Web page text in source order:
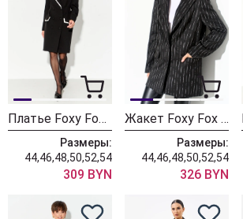
Платье Foxy Fox 1612
Размеры:
44,46,48,50,52,54
309 BYN
Жакет Foxy Fox 1667
Размеры:
44,46,48,50,52,54
326 BYN